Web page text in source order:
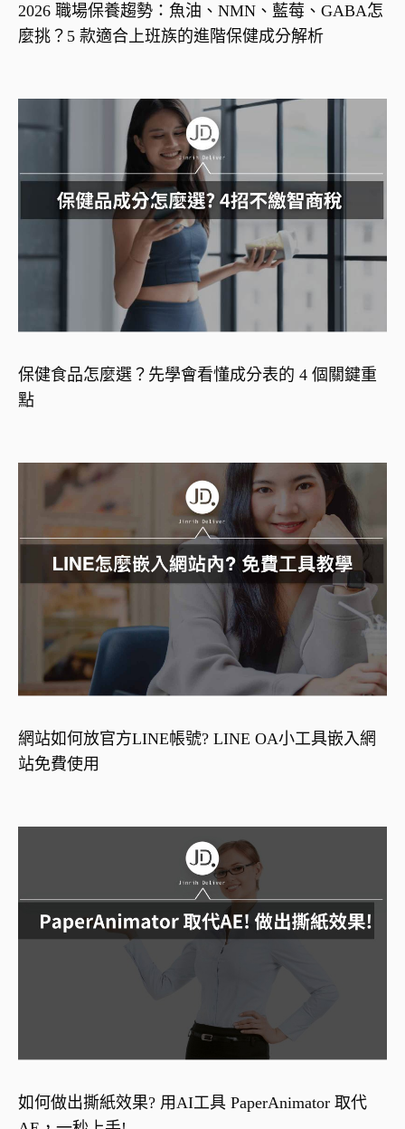
2026 職場保養趨勢：魚油、NMN、藍莓、GABA怎
麼挑？5 款適合上班族的進階保健成分解析
保健食品怎麼選？先學會看懂成分表的 4 個關鍵重
點
網站如何放官方LINE帳號? LINE OA小工具嵌入網
站免費使用
如何做出撕紙效果? 用AI工具 PaperAnimator 取代